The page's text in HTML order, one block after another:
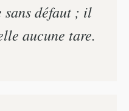
défaut ; il
aucune tare.